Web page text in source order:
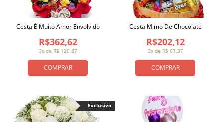
COMPRAR
3x de R$ 120,87
R$362,62
Cesta É Muito Amor Envolvido
COMPRAR
3x de R$ 67,37
R$202,12
Cesta Mimo De Chocolate
Exclusivo